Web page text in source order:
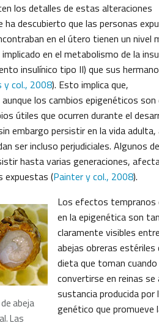
los detalles de estas alteraciones
ha descubierto que las personas
en el útero tienen un nivel
en el metabolismo de la
insulínico tipo II) que sus
y col., 2008). Esto implica que,
los cambios epigenéticos
útiles que ocurren durante el
embargo persistir en la vida adulta,
ser incluso perjudiciales. Algunos
hasta varias generaciones,
expuestas (Painter y col., 2008).
abeja
Las
Los efectos tempranos
en la epigenética son
claramente visibles
abejas obreras
dieta que toman
convertirse en reinas se
sustancia producida por
genético que promueve